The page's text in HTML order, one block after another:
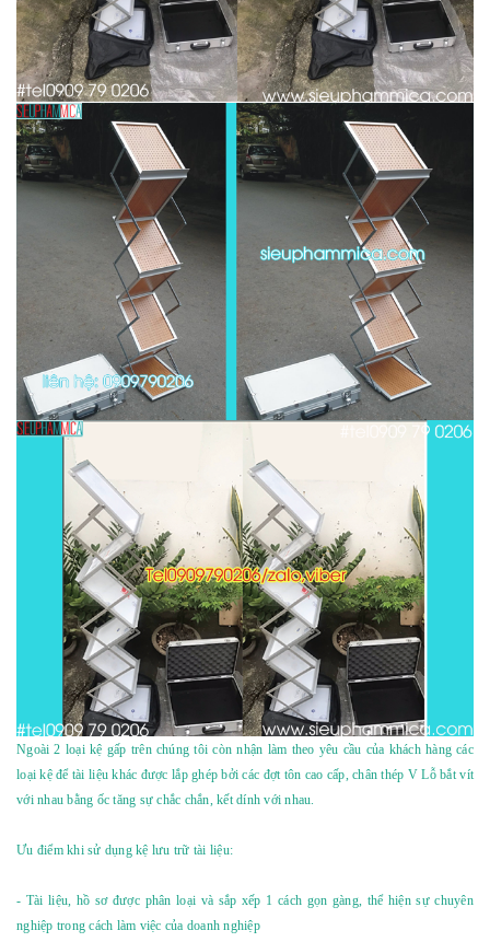
Ngoài 2 loại kệ gấp trên chúng tôi còn nhận làm theo yêu cầu của khách hàng các
loại kệ để tài liệu khác được lắp ghép bởi các đợt tôn cao cấp, chân thép V Lỗ bắt vít
với nhau bằng ốc tăng sự chắc chắn, kết dính với nhau.
Ưu điểm khi sử dụng kệ lưu trữ tài liệu:
- Tài liệu, hồ sơ được phân loại và sắp xếp 1 cách gọn gàng, thể hiện sự chuyên
nghiệp trong cách làm việc của doanh nghiệp